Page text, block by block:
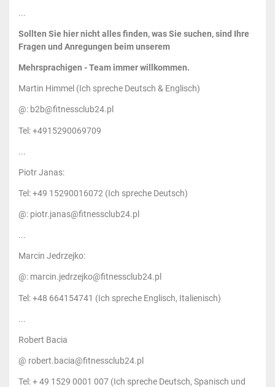
...
Sollten Sie hier nicht alles finden, was Sie suchen, sind Ihre
Fragen und Anregungen beim unserem
Mehrsprachigen - Team immer willkommen.
Martin Himmel (Ich spreche Deutsch & Englisch)
@: b2b@fitnessclub24.pl
Tel: +4915290069709
...
Piotr Janas:
Tel: +49 15290016072 (Ich spreche Deutsch)
@: piotr.janas@fitnessclub24.pl
...
Marcin Jedrzejko:
@: marcin.jedrzejko@fitnessclub24.pl
Tel: +48 664154741 (Ich spreche Englisch, Italienisch)
...
Robert Bacia
@ robert.bacia@fitnessclub24.pl
Tel: + 49 1529 0001 007 (Ich spreche Deutsch, Spanisch und